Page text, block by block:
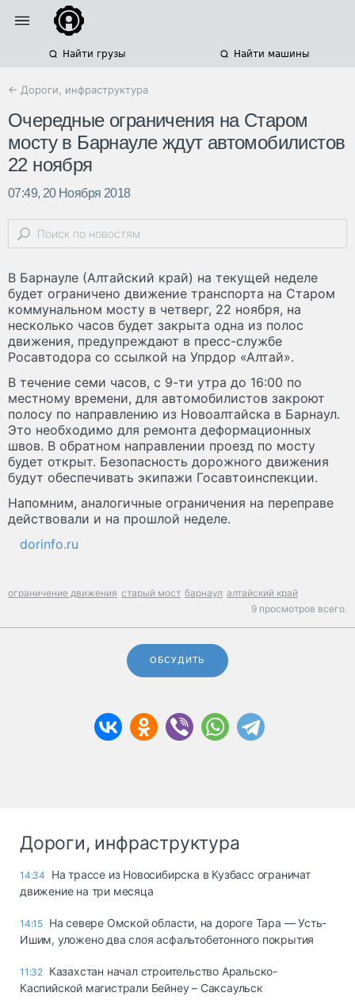
Найти грузы Найти машины
← Дороги, инфраструктура
Очередные ограничения на Старом
мосту в Барнауле ждут автомобилистов
22 ноября
07:49, 20 Ноября 2018
В Барнауле (Алтайский край) на текущей неделе
будет ограничено движение транспорта на Старом
коммунальном мосту в четверг, 22 ноября, на
несколько часов будет закрыта одна из полос
движения, предупреждают в пресс-службе
Росавтодора со ссылкой на Упрдор «Алтай».
В течение семи часов, с 9-ти утра до 16:00 по
местному времени, для автомобилистов закроют
полосу по направлению из Новоалтайска в Барнаул.
Это необходимо для ремонта деформационных
швов. В обратном направлении проезд по мосту
будет открыт. Безопасность дорожного движения
будут обеспечивать экипажи Госавтоинспекции.
Напомним, аналогичные ограничения на переправе
действовали и на прошлой неделе.
dorinfo.ru
ограничение движения старый мост барнаул алтайский край
9 просмотров всего.
ОБСУДИТЬ
Дороги, инфраструктура
14:34
На трассе из Новосибирска в Кузбасс ограничат
движение на три месяца
14:15 На севере Омской области, на дороге Тара — Усть-
Ишим, уложено два слоя асфальтобетонного покрытия
11:32 Казахстан начал строительство Аральско-
Каспийской магистрали Бейнеу – Саксаульск